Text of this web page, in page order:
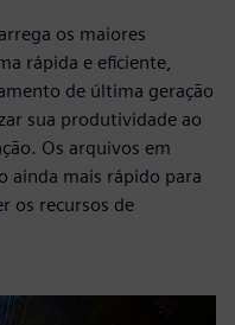
os maiores
rápida e eficiente,
de última geração
sua produtividade ao
Os arquivos em
ainda mais rápido para
os recursos de